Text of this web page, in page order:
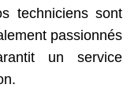
techniciens sont
passionnés
un service